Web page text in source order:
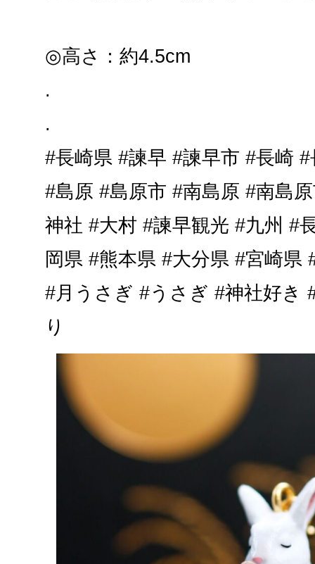
◎高さ：約4.5cm
.
.
#長崎県 #諫早 #諫早市 #長崎
#島原 #島原市 #南島原 #南島
神社 #大村 #諫早観光 #九州 #
岡県 #熊本県 #大分県 #宮崎県
#月うさぎ #うさぎ #神社好き
り